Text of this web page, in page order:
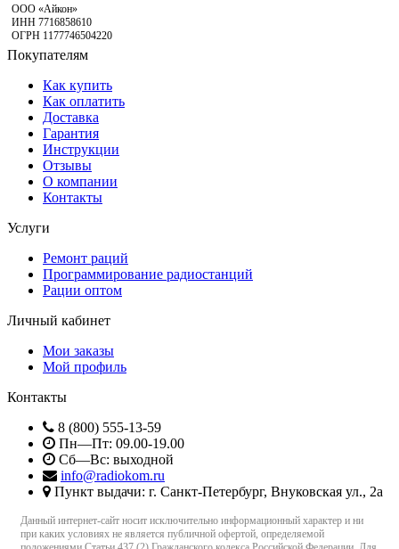
ООО «Айкон»
ИНН 7716858610
ОГРН 1177746504220
Покупателям
Как купить
Как оплатить
Доставка
Гарантия
Инструкции
Отзывы
О компании
Контакты
Услуги
Ремонт раций
Программирование радиостанций
Рации оптом
Личный кабинет
Мои заказы
Мой профиль
Контакты
8 (800) 555-13-59
Пн—Пт: 09.00-19.00
Сб—Вс: выходной
info@radiokom.ru
Пункт выдачи: г. Санкт-Петербург, Внуковская ул., 2а
Данный интернет-сайт носит исключительно информационный характер и ни
при каких условиях не является публичной офертой, определяемой